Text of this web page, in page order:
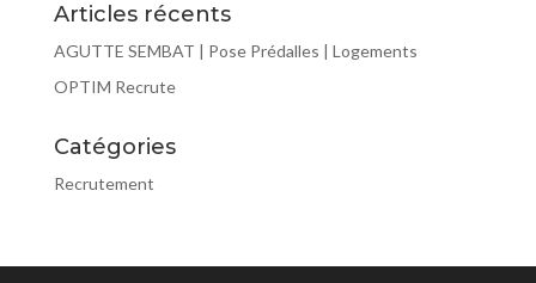
Articles récents
AGUTTE SEMBAT | Pose Prédalles | Logements
OPTIM Recrute
Catégories
Recrutement